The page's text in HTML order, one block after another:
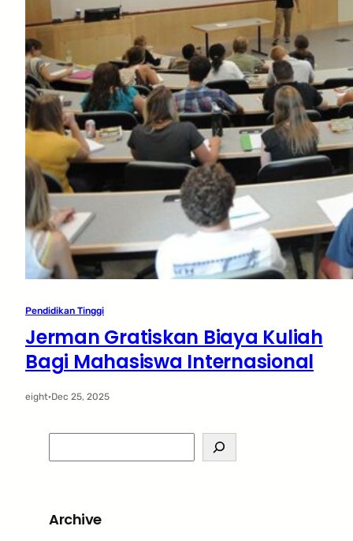
Pendidikan Tinggi
Jerman Gratiskan Biaya Kuliah
Bagi Mahasiswa Internasional
eight·Dec 25, 2025
e
c
Archive